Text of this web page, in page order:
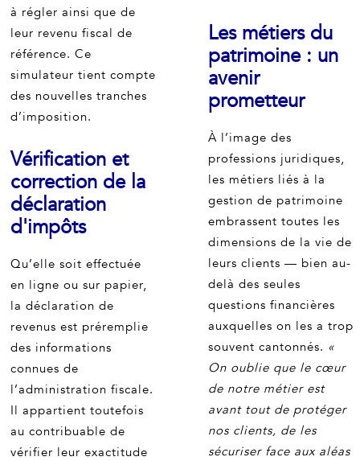
Les métiers du
patrimoine : un
avenir
prometteur
À l’image des
professions juridiques,
les métiers liés à la
gestion de patrimoine
embrassent toutes les
dimensions de la vie de
leurs clients — bien au-
delà des seules
questions financières
auxquelles on les a trop
souvent cantonnés. «
On oublie que le cœur
de notre métier est
avant tout de protéger
nos clients, de les
sécuriser face aux aléas
à régler ainsi que de
leur revenu fiscal de
référence. Ce
simulateur tient compte
des nouvelles tranches
d’imposition.
Vérification et
correction de la
déclaration
d'impôts
Qu’elle soit effectuée
en ligne ou sur papier,
la déclaration de
revenus est préremplie
des informations
connues de
l’administration fiscale.
Il appartient toutefois
au contribuable de
vérifier leur exactitude